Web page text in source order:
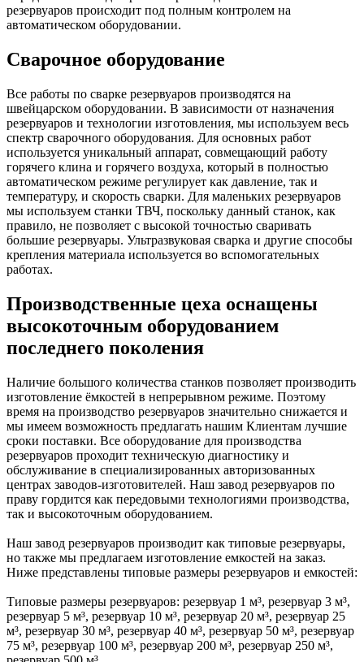
резервуаров происходит под полным контролем на
автоматическом оборудовании.
Сварочное оборудование
Все работы по сварке резервуаров производятся на
швейцарском оборудовании. В зависимости от назначения
резервуаров и технологии изготовления, мы используем весь
спектр сварочного оборудования. Для основных работ
используется уникальный аппарат, совмещающий работу
горячего клина и горячего воздуха, который в полностью
автоматическом режиме регулирует как давление, так и
температуру, и скорость сварки. Для маленьких резервуаров
мы используем станки ТВЧ, поскольку данный станок, как
правило, не позволяет с высокой точностью сваривать
большие резервуары. Ультразвуковая сварка и другие способы
крепления материала используется во вспомогательных
работах.
Производственные цеха оснащены
высокоточным оборудованием
последнего поколения
Наличие большого количества станков позволяет производить
изготовление ёмкостей в непрерывном режиме. Поэтому
время на производство резервуаров значительно снижается и
мы имеем возможность предлагать нашим Клиентам лучшие
сроки поставки. Все оборудование для производства
резервуаров проходит техническую диагностику и
обслуживание в специализированных авторизованных
центрах заводов-изготовителей. Наш завод резервуаров по
праву гордится как передовыми технологиями производства,
так и высокоточным оборудованием.
Наш завод резервуаров производит как типовые резервуары,
но также мы предлагаем изготовление емкостей на заказ.
Ниже представлены типовые размеры резервуаров и емкостей:
Типовые размеры резервуаров: резервуар 1 м³, резервуар 3 м³,
резервуар 5 м³, резервуар 10 м³, резервуар 20 м³, резервуар 25
м³, резервуар 30 м³, резервуар 40 м³, резервуар 50 м³, резервуар
75 м³, резервуар 100 м³, резервуар 200 м³, резервуар 250 м³,